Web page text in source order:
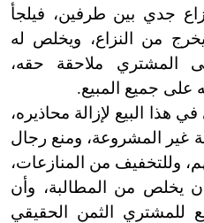
جدي بين طرفين، فيلجأ
من النزاع، ويخلص له
المشتري ملاحقة حقه،
على جميع المبيع.
هذا البيع لإزالة محاذيره،
غير المشروعة، ومنع رجال
وللتخفيف من المنازعات،
يخلص من المطالبة، وأن
للمشتري الثمن الحقيقي